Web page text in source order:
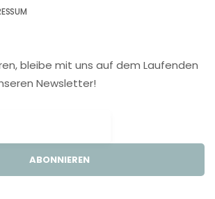
bleibe mit uns auf dem Laufenden
Newsletter!
ABONNIEREN